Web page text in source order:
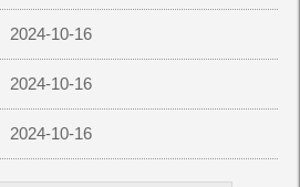
2024-10-16
2024-10-16
2024-10-16